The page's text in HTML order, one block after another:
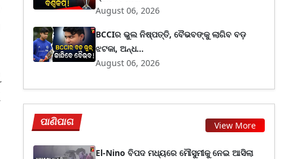
August 06, 2026
BCCIର ଭୁଲ ନିଷ୍ପତ୍ତି, ବୈଭବଙ୍କୁ ଲାଗିବ ବଡ଼
ଝଟକା, ଅନ୍ଧ...
August 06, 2026
ପାଣିପାଗ View More
El-Nino ବିପଦ ମଧ୍ୟରେ ମୌସୁମୀକୁ ନେଇ ଆସିଲା